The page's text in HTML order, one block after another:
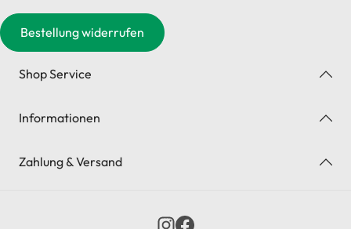
Bestellung widerrufen
Shop Service
Informationen
Zahlung & Versand